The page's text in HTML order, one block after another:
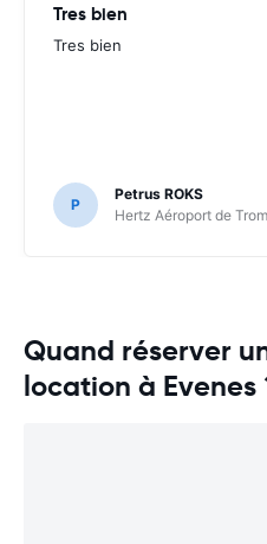
Tres bien
Tres bien
P
Petrus ROKS
Hertz Aéroport de
Quand réserver
location à Evenes